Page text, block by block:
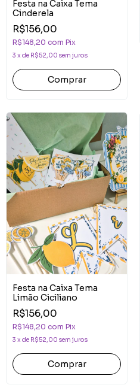
Festa na Caixa Tema
Cinderela
R$156,00
R$148,20 com Pix
3 x de R$52,00 sem juros
Comprar
Festa na Caixa Tema
Limão Ciciliano
R$156,00
R$148,20 com Pix
3 x de R$52,00 sem juros
Comprar